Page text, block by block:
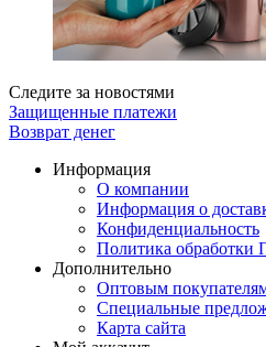
Следите за новостями
Защищенные платежи
Возврат денег
Информация
О компании
Информация о
Конфиденциальность
Политика обработки
Дополнительно
Оптовым
Специальные
Карта сайта